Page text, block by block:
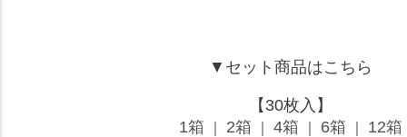
▼セット商品はこちら
【30枚入】
1箱
2箱 4箱 6箱 12箱